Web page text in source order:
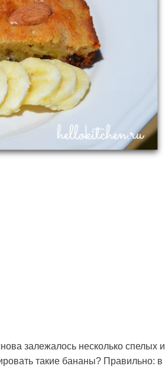
залежалось несколько спелых и
такие бананы? Правильно: в